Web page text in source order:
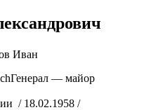
Иван
Генерал — майор
/ 18.02.1958 /